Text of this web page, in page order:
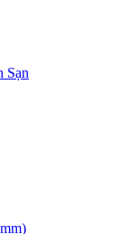
Sạn